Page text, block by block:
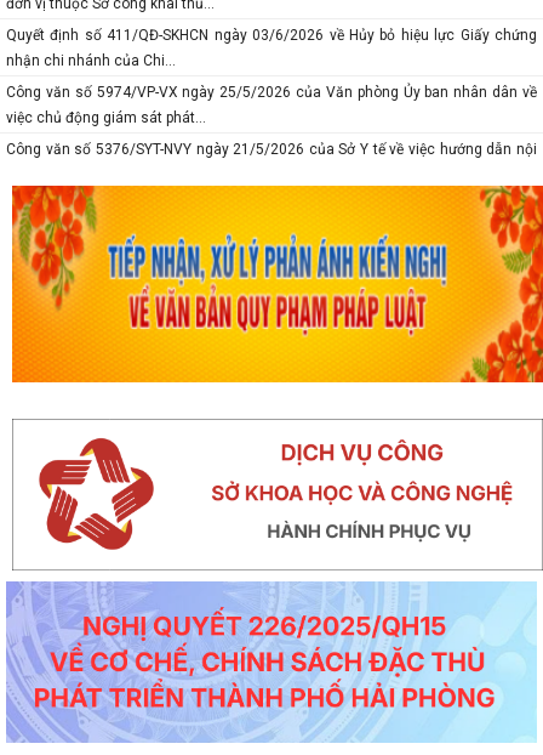
Quyết định số 411/QĐ-SKHCN ngày 03/6/2026 về Hủy bỏ hiệu lực Giấy chứng
nhận chi nhánh của Chi...
Công văn số 5974/VP-VX ngày 25/5/2026 của Văn phòng Ủy ban nhân dân về
việc chủ động giám sát phát...
Công văn số 5376/SYT-NVY ngày 21/5/2026 của Sở Y tế về việc hướng dẫn nội
Thông báo số 618/TB-SKHCN ngày 10/5/2026 Số điện thoại đường dây nóng và
trang Facebook tiếp nhận...
Báo cáo số 277-BC/TU ngày 08/5/2026 của Thành ủy về tình hình thự hiện
nhiệm vụ tháng 4; nhiệm vụ,...
Thông báo số 375-TB/TU ngày 8/5/2026 Ý kiến của Ban thường vụ Thành ủy về
tình hình thực hiện nhiệm...
Công văn số 5167/VP-VX ngày 10/5/2026 của Văn phòng Ủy ban nhân dân
nâng cấp, cải tiến hệ thống...
Thông báo số 370-TB/TU ngày 06/5/2026 ý kiến của Thường trực Thành ủy về
công tác chuẩn bị tổ chức...
Thông báo số 594/TB-SKHCN ngày 05/5/2026 Kết luận Hội nghị đối thoại và giải
quyết kiến nghị của...
Công văn số 4621/SYT-CCDSTE ngày 05/5/2026 của Sở Y tế về việc tăng cường
đảm bảo an toàn, phòng...
Công văn số 3817/STC-ĐKKD&QLDN ngày 04/5/2026 của Sở Tài chính về việc
tuyên truyền, phổ biến kêu...
Công văn số 1524/SKHCN-HTS&CNg ngày 22/4/2026 Quyết định ban hành Quy
chế phối hợp trong hoạt động...